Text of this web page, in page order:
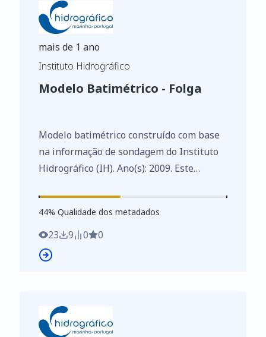
mais de 1 ano
Instituto Hidrográfico
Modelo Batimétrico - Folga
Modelo batimétrico construído com base
na informação de sondagem do Instituto
Hidrográfico (IH). Ano(s): 2009. Este
de Dados de Elevado Valor/HVD
identificados de acordo com o
Regulamento de Execução n.º 2023/138 da
Diretiva (UE) 2019/1024, relativa aos
44%
44% Qualidade dos metadados
23 9 0 0